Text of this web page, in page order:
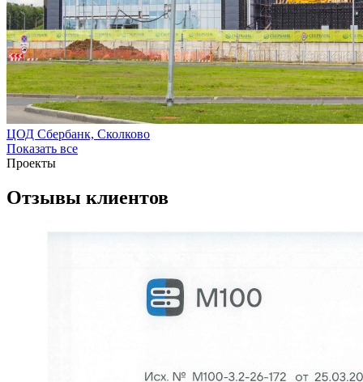
ЦОД Сбербанк, Сколково
Показать все
Проекты
Отзывы клиентов